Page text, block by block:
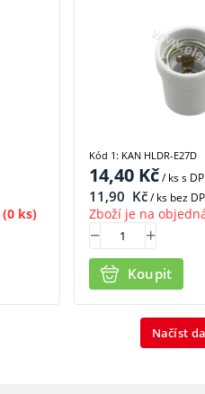
(0 ks)
14,40Kč/ kss
11,90 Kč/ ks bez
Zboží je na
Koupit
Kód 1: KAN HLDR-E27D
Načíst